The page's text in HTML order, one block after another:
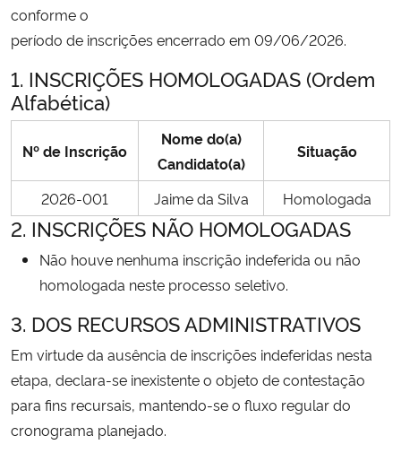
Secretaria de Governo
Gabinete de Segurança Institucional
Advocacia-Geral da União
Planalto
conforme o
período de inscrições encerrado em 09/06/2026.
1. INSCRIÇÕES HOMOLOGADAS (Ordem
Alfabética)
Nº de Inscrição
Nome do(a)
Candidato(a)
Situação
2026-001 Jaime da Silva Homologada
2. INSCRIÇÕES NÃO HOMOLOGADAS
Não houve nenhuma inscrição indeferida ou não
homologada neste processo seletivo.
3. DOS RECURSOS ADMINISTRATIVOS
Em virtude da ausência de inscrições indeferidas nesta
etapa, declara-se inexistente o objeto de contestação
para fins recursais, mantendo-se o fluxo regular do
cronograma planejado.